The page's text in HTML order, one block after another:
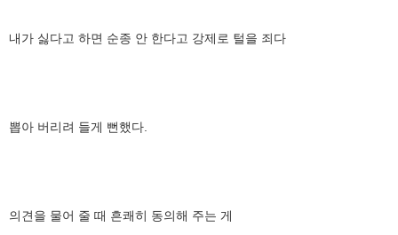
내가 싫다고 하면 순종 안 한다고 강제로 털을 죄다
뽑아 버리려 들게 뻔했다.
의견을 물어 줄 때 흔쾌히 동의해 주는 게